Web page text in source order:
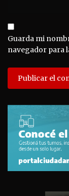
Guarda mi
navegador para